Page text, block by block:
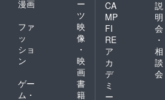
漫画
ー
ツ
ファ
ッ
ショ
ン
映
像
・
映
画
ゲー
ム・
書
籍
CA
MP
FI
RE
ア
カ
デ
ミ
ー
説
明
会
・
相
談
会